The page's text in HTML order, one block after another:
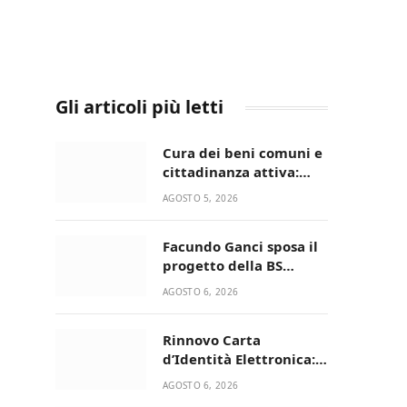
Gli articoli più letti
Cura dei beni comuni e
cittadinanza attiva:
online l’avviso per la
AGOSTO 5, 2026
Facundo Ganci sposa il
progetto della BS
Soccer Team Fasano e
AGOSTO 6, 2026
Rinnovo Carta
d’Identità Elettronica:
continua il piano di
AGOSTO 6, 2026